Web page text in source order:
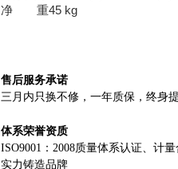
净 重45 kg
售后服务承诺
三月内只换不修，一年质保，终身
体系荣誉资质
ISO9001：2008质量体系认证、计
实力铸造品牌